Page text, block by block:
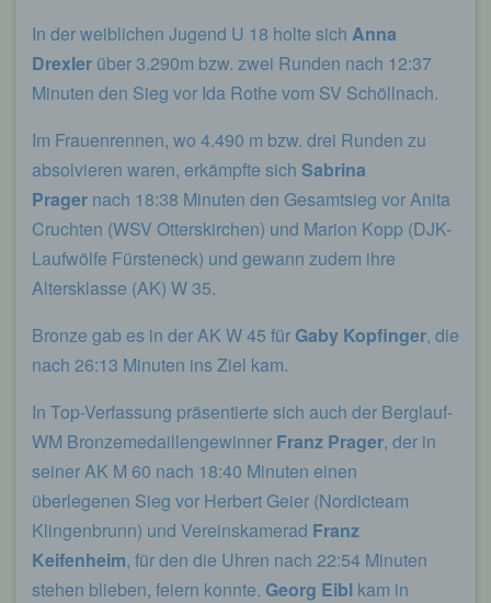
In der weiblichen Jugend U 18 holte sich Anna
Drexler über 3.290m bzw. zwei Runden nach 12:37
Minuten den Sieg vor Ida Rothe vom SV Schöllnach.
Im Frauenrennen, wo 4.490 m bzw. drei Runden zu
absolvieren waren, erkämpfte sich Sabrina
Prager nach 18:38 Minuten den Gesamtsieg vor Anita
Cruchten (WSV Otterskirchen) und Marion Kopp (DJK-
Laufwölfe Fürsteneck) und gewann zudem ihre
Altersklasse (AK) W 35.
Bronze gab es in der AK W 45 fürGaby Kopfinger, die
nach 26:13 Minuten ins Ziel kam.
In Top-Verfassung präsentierte sich auch der Berglauf-
WM Bronzemedaillengewinner Franz Prager, der in
seiner AK M 60 nach 18:40 Minuten einen
überlegenen Sieg vor Herbert Geier (Nordicteam
Klingenbrunn) und Vereinskamerad Franz
Keifenheim, für den die Uhren nach 22:54 Minuten
stehen blieben, feiern konnte. Georg Eibl kam in